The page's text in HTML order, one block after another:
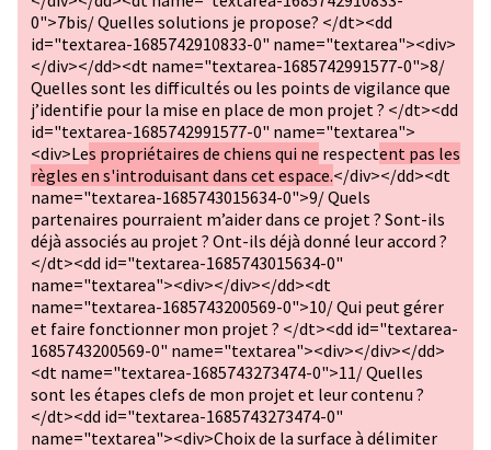
0">7bis/ Quelles solutions je propose? </dt><dd
id="textarea-1685742910833-0" name="textarea"><div>
</div></dd><dt name="textarea-1685742991577-0">8/
Quelles sont les difficultés ou les points de vigilance que
j’identifie pour la mise en place de mon projet ? </dt><dd
id="textarea-1685742991577-0" name="textarea">
<div>Les propriétaires de chiens qui ne respectent pas les
règles en s'introduisant dans cet espace.</div></dd><dt
name="textarea-1685743015634-0">9/ Quels
partenaires pourraient m’aider dans ce projet ? Sont-ils
déjà associés au projet ? Ont-ils déjà donné leur accord ?
</dt><dd id="textarea-1685743015634-0"
name="textarea"><div></div></dd><dt
name="textarea-1685743200569-0">10/ Qui peut gérer
et faire fonctionner mon projet ? </dt><dd id="textarea-
1685743200569-0" name="textarea"><div></div></dd>
<dt name="textarea-1685743273474-0">11/ Quelles
sont les étapes clefs de mon projet et leur contenu ?
</dt><dd id="textarea-1685743273474-0"
name="textarea"><div>Choix de la surface à délimiter